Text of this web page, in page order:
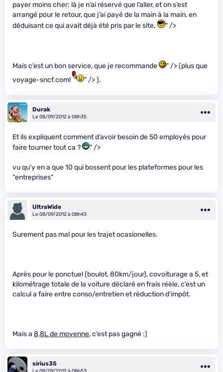
payer moins cher: là je n’ai réservé que l’aller, et on s’est
arrangé pour le retour, que j’ai payé de la main à la main, en
déduisant ce qui avait déjà été pris par le site.
" />
Mais c’est un bon service, que je recommande
" /> (plus que
voyage-sncf.com!
" /> ).
Durak
Le 08/09/2012 à 08h35
Et ils expliquent comment d’avoir besoin de 50 employés pour
faire tourner tout ca ?
" />
vu qu’y en a que 10 qui bossent pour les plateformes pour les
“entreprises”
UltraWide
Le 08/09/2012 à 08h43
Surement pas mal pour les trajet ocasionelles.
Après pour le ponctuel (boulot, 80km/jour), covoiturage a 5, et
kilométrage totale de la voiture déclaré en frais réèle, c’est un
calcul a faire entre conso/entretien et réduction d’impôt.
Mais a 8,8L de moyenne, c’est pas gagné :)
sirius35